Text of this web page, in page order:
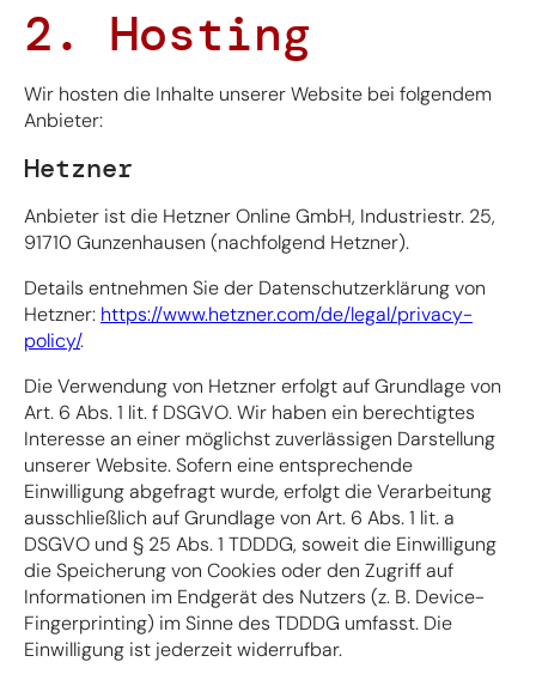
2. Hosting
Wir hosten die Inhalte unserer Website bei folgendem
Anbieter:
Hetzner
Anbieter ist die Hetzner Online GmbH, Industriestr. 25,
91710 Gunzenhausen (nachfolgend Hetzner).
Details entnehmen Sie der Datenschutzerklärung von
Hetzner: https://www.hetzner.com/de/legal/privacy-
policy/.
Die Verwendung von Hetzner erfolgt auf Grundlage von
Art. 6 Abs. 1 lit. f DSGVO. Wir haben ein berechtigtes
Interesse an einer möglichst zuverlässigen Darstellung
unserer Website. Sofern eine entsprechende
Einwilligung abgefragt wurde, erfolgt die Verarbeitung
ausschließlich auf Grundlage von Art. 6 Abs. 1 lit. a
DSGVO und § 25 Abs. 1 TDDDG, soweit die Einwilligung
die Speicherung von Cookies oder den Zugriff auf
Informationen im Endgerät des Nutzers (z. B. Device-
Fingerprinting) im Sinne des TDDDG umfasst. Die
Einwilligung ist jederzeit widerrufbar.